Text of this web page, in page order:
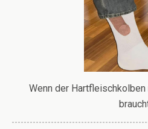
Wenn der